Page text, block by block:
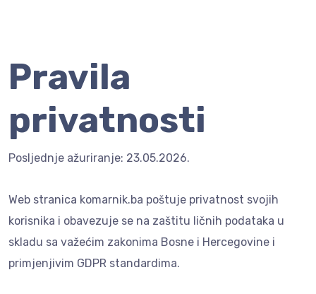
Pravila
privatnosti
Posljednje ažuriranje: 23.05.2026.
Web stranica komarnik.ba poštuje privatnost svojih
korisnika i obavezuje se na zaštitu ličnih podataka u
skladu sa važećim zakonima Bosne i Hercegovine i
primjenjivim GDPR standardima.